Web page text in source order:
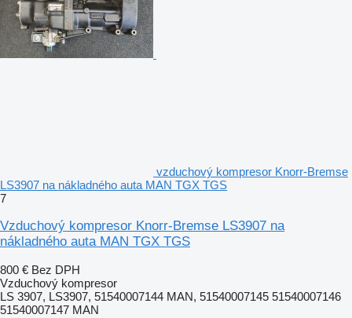
vzduchový kompresor Knorr-Bremse
LS3907 na nákladného auta MAN TGX TGS
7
Vzduchový kompresor Knorr-Bremse LS3907 na
nákladného auta MAN TGX TGS
800 € Bez DPH
Vzduchový kompresor
LS 3907, LS3907, 51540007144 MAN, 51540007145 51540007146
51540007147 MAN